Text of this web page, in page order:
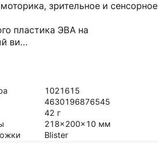
зрительное и сенсорное
пластика ЭВА на
ви...
1021615
4630196876545
42 г
218x200x10 мм
Blister